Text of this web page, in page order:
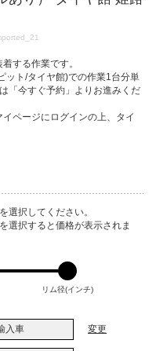
する作業です。
ット/タイヤ館)での作業1台分単
「今すぐ予約」よりお進みくだ
ページにログインの上、タイ
選択してください。
選択すると価格が表示されま
リム径(インチ)
入車 変更